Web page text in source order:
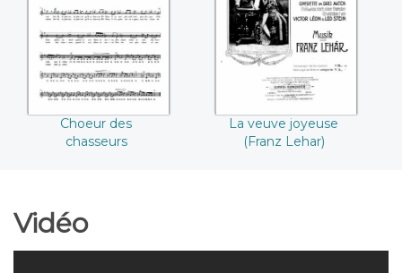
Choeur des
chasseurs
La veuve joyeuse
(Franz Lehar)
Vidéo